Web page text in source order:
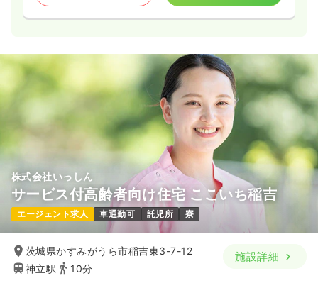
株式会社いっしん
サービス付高齢者向け住宅 ここいち稲吉
エージェント求人 車通勤可 託児所 寮
茨城県かすみがうら市稲吉東3-7-12
神立駅
10分
施設詳細